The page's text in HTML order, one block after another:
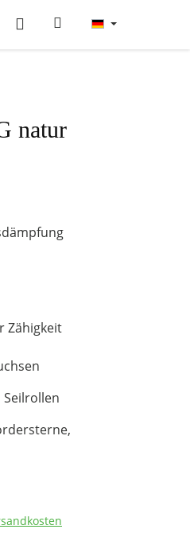
natur
Zähigkeit
Seilrollen